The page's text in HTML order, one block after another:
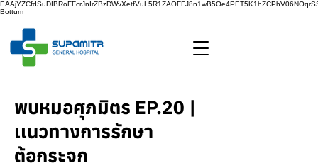
Bottum
พบหมอศุภมิตร EP.20 |
เเนวทางการรักษา
ต้อกระจก